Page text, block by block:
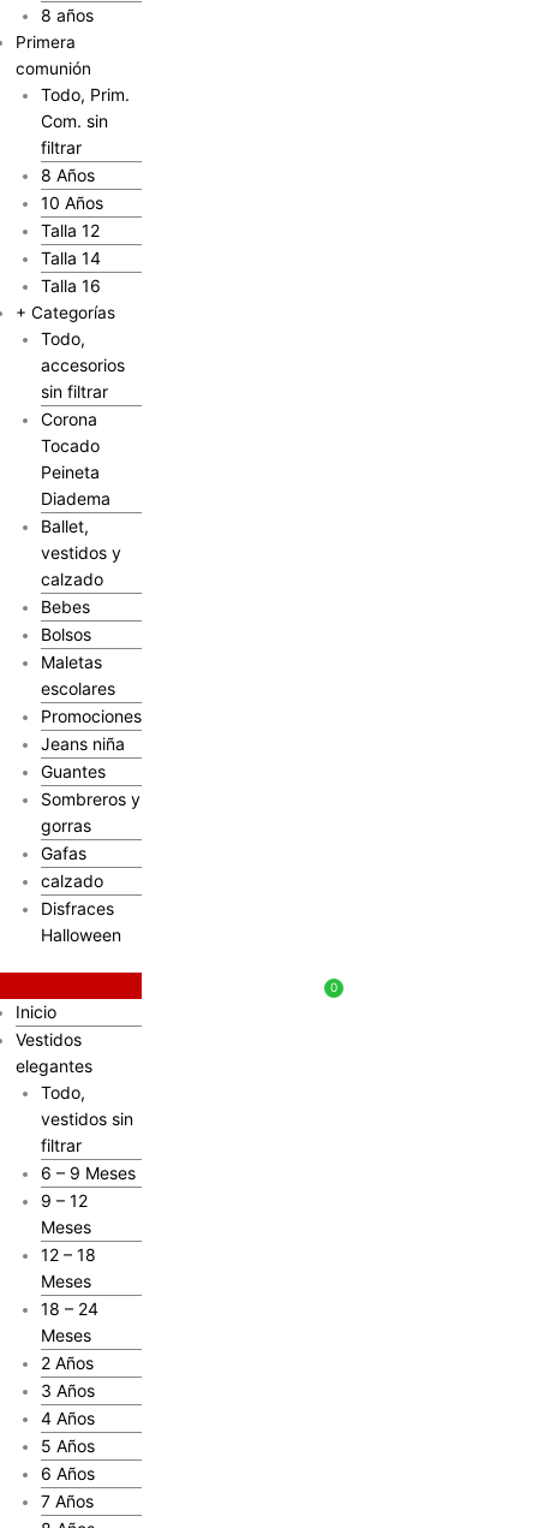
8 años
Primera
comunión
Todo, Prim.
Com. sin
filtrar
8 Años
10 Años
Talla 12
Talla 14
Talla 16
+ Categorías
Todo,
accesorios
sin filtrar
Corona
Tocado
Peineta
Diadema
Ballet,
vestidos y
calzado
Bebes
Bolsos
Maletas
escolares
Promociones
Jeans niña
Guantes
Sombreros y
gorras
Gafas
calzado
Disfraces
Halloween
Inicio
Vestidos
elegantes
Todo,
vestidos sin
filtrar
6 – 9 Meses
9 – 12
Meses
12 – 18
Meses
18 – 24
Meses
2 Años
3 Años
4 Años
5 Años
6 Años
7 Años
0